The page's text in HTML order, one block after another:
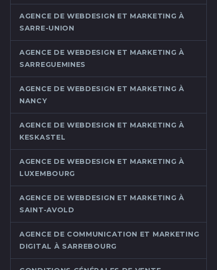
AGENCE DE WEBDESIGN ET MARKETING À
SARRE-UNION
AGENCE DE WEBDESIGN ET MARKETING À
SARREGUEMINES
AGENCE DE WEBDESIGN ET MARKETING À
NANCY
AGENCE DE WEBDESIGN ET MARKETING À
KESKASTEL
AGENCE DE WEBDESIGN ET MARKETING À
LUXEMBOURG
AGENCE DE WEBDESIGN ET MARKETING À
SAINT-AVOLD
AGENCE DE COMMUNICATION ET MARKETING
DIGITAL À SARREBOURG